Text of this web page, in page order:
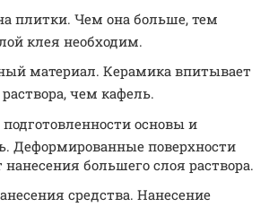
плитки. Чем она больше, тем
клея необходим.
материал. Керамика впитывает
чем кафель.
основы и
Деформированные поверхности
большего слоя раствора.
средства. Нанесение